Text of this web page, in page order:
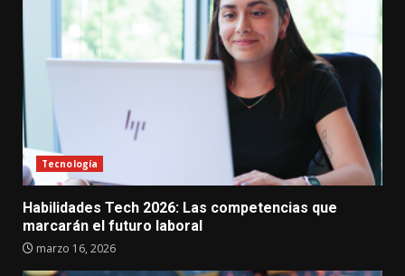
Tecnología
Habilidades Tech 2026: Las competencias que
marcarán el futuro laboral
marzo 16, 2026